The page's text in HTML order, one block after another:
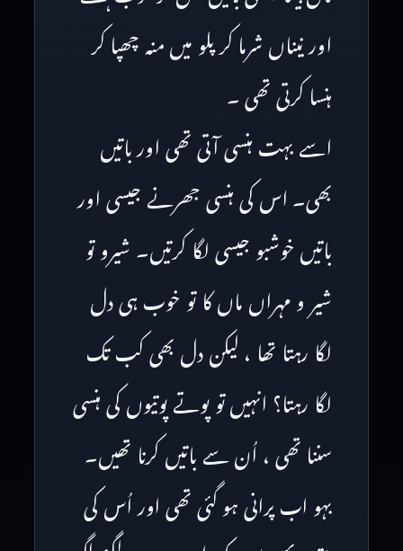
اور نیناں شرما کر پلو میں منہ چھپا کر
ہنسا کرتی تھی ۔
اسے بہت ہنسی آتی تھی اور باتیں
بھی۔ اس کی ہنسی جھرنے جیسی اور
باتیں خوشبو جیسی لگا کرتیں۔ شیرو تو
شیر و مہراں ماں کا تو خوب ہی دل
لگا رہتا تھا ، لیکن دل بھی کب تک
لگا رہتا؟ انہیں تو پوتے پوتیوں کی ہنسی
سننا تھی ، اُن سے باتیں کرنا تھیں۔
بہو اب پرانی ہو گئی تھی اور اُس کی